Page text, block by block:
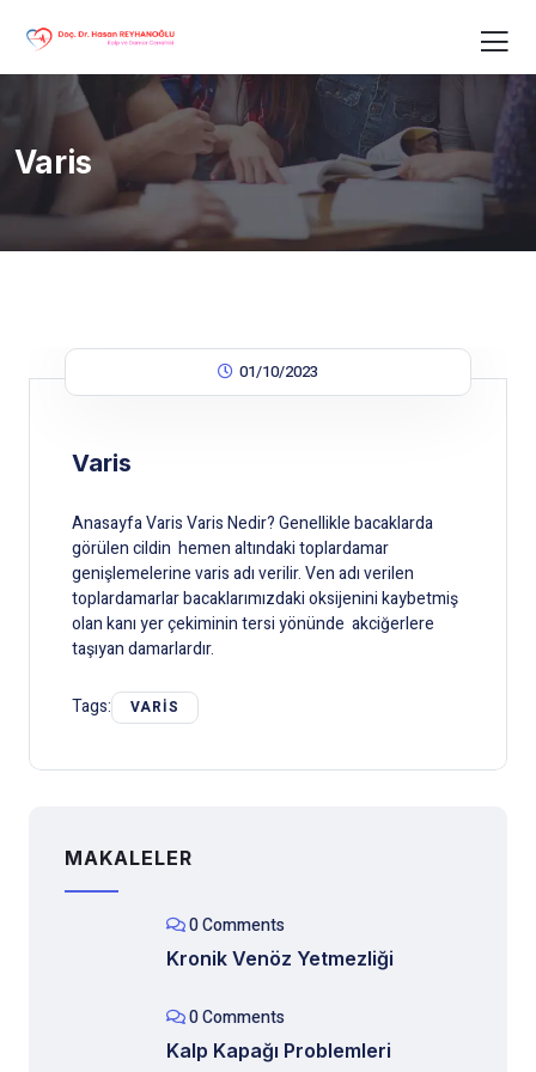
Varis
01/10/2023
Varis
Anasayfa Varis Varis Nedir? Genellikle bacaklarda
görülen cildin hemen altındaki toplardamar
genişlemelerine varis adı verilir. Ven adı verilen
toplardamarlar bacaklarımızdaki oksijenini kaybetmiş
olan kanı yer çekiminin tersi yönünde akciğerlere
taşıyan damarlardır.
Tags: VARIS
MAKALELER
0 Comments
Kronik Venöz Yetmezliği
0 Comments
Kalp Kapağı Problemleri